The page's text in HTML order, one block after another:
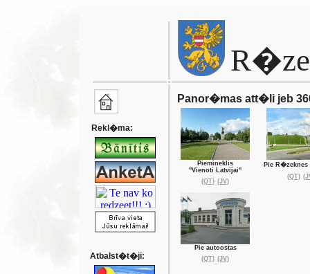
Rekl�ma:
Atbalst�t�ji:
Panor�mas att�li jeb
Piemineklis
"Vienoti Latvijai"
(QT) (JV)
Pie
(QT)
Pie autoostas
(QT) (JV)